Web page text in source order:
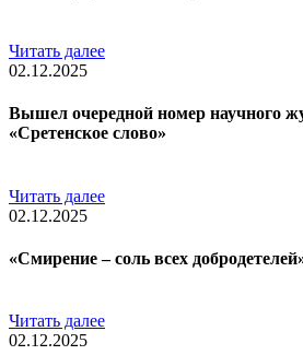
Читать далее
02.12.2025
Вышел очередной номер научного
«Сретенское слово»
Читать далее
02.12.2025
«Смирение – соль всех
Читать далее
02.12.2025